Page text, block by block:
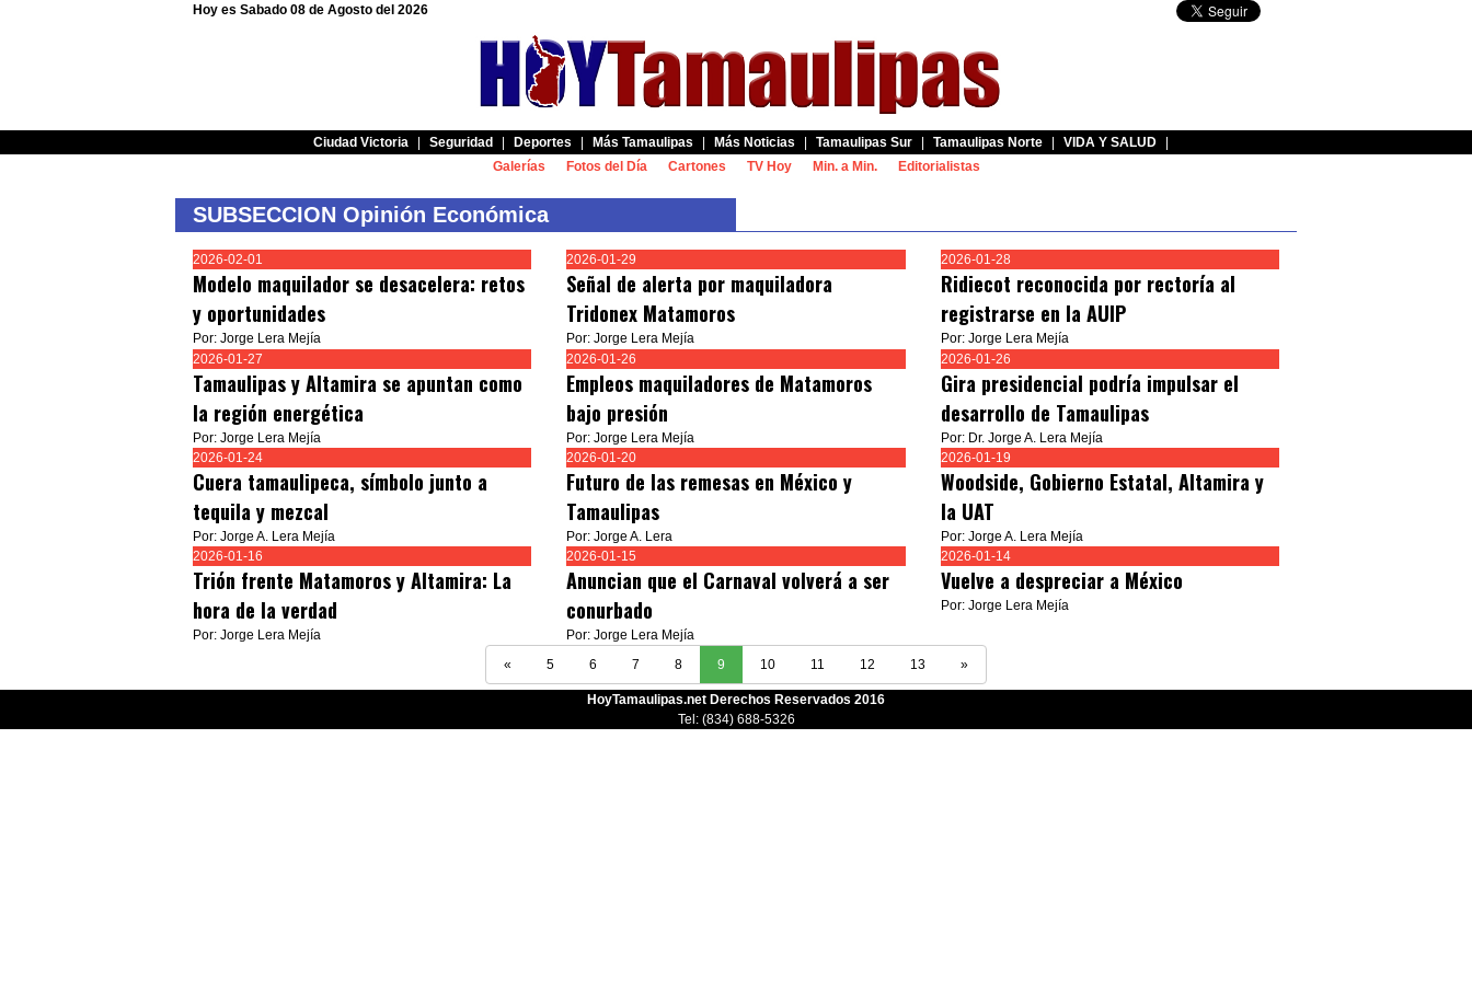
Hoy es Sabado 08 de Agosto del 2026
Ciudad Victoria Seguridad Deportes Más Tamaulipas Más Noticias Tamaulipas Sur Tamaulipas Norte VIDA Y SALUD
Galerías
Fotos del Día Cartones TV Hoy Min. a Min. Editorialistas
SUBSECCION Opinión Económica
2026-02-01
Modelo maquilador se desacelera: retos
y oportunidades
Por: Jorge Lera Mejía
2026-01-29
Señal de alerta por maquiladora
Tridonex Matamoros
Por: Jorge Lera Mejía
2026-01-28
Ridiecot reconocida por rectoría al
registrarse en la AUIP
Por: Jorge Lera Mejía
2026-01-27
Tamaulipas y Altamira se apuntan como
la región energética
Por: Jorge Lera Mejía
2026-01-26
Empleos maquiladores de Matamoros
bajo presión
Por: Jorge Lera Mejía
2026-01-26
Gira presidencial podría impulsar el
desarrollo de Tamaulipas
Por: Dr. Jorge A. Lera Mejía
2026-01-24
Cuera tamaulipeca, símbolo junto a
tequila y mezcal
Por: Jorge A. Lera Mejía
2026-01-20
Futuro de las remesas en México y
Tamaulipas
Por: Jorge A. Lera
2026-01-19
Woodside, Gobierno Estatal, Altamira y
la UAT
Por: Jorge A. Lera Mejía
2026-01-16
Trión frente Matamoros y Altamira: La
hora de la verdad
Por: Jorge Lera Mejía
2026-01-15
Anuncian que el Carnaval volverá a ser
conurbado
Por: Jorge Lera Mejía
2026-01-14
Vuelve a despreciar a México
Por: Jorge Lera Mejía
« 5 6 7 8 9 10 11 12 13 »
HoyTamaulipas.net Derechos Reservados 2016
Tel: (834) 688-5326